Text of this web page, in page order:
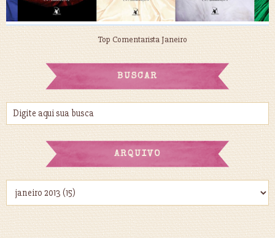
Top Comentarista Janeiro
BUSCAR
ARQUIVO